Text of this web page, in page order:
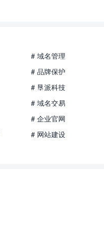
# 域名管理
# 品牌保护
# 垦派科技
# 域名交易
# 企业官网
# 网站建设